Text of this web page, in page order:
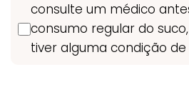
consulte um médico
consumo regular do
tiver alguma condição de